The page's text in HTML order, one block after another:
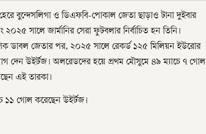
বুন্দেসলিগা ও ডিএফবি-পোকাল জেতা ছাড়াও টানা দুইবার
সালে জার্মানির সেরা ফুটবলার নির্বাচিত হন তিনি।
ডাবল জেতার পর, ২০২৫ সালে রেকর্ড ১২৫ মিলিয়ন ইউরোর
দেন উইর্টজ। অলরেডদের হয়ে প্রথম মৌসুমে ৪৯ ম্যাচে ৭ গোল
এই তারকা।
১১ গোল করেছেন উইর্টজ।